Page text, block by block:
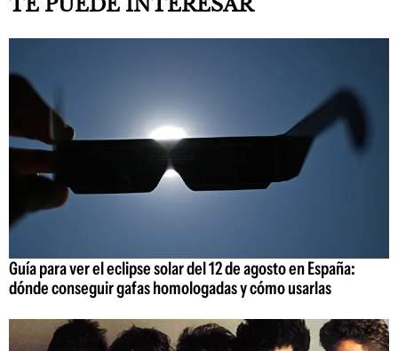
Guía para ver el eclipse solar del 12 de agosto en España:
dónde conseguir gafas homologadas y cómo usarlas